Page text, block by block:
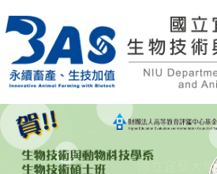
到
要
內